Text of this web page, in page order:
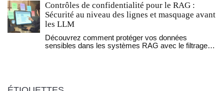
concrètes pour optimiser vos déploiements IA en
2026.
Contrôles de confidentialité pour le RAG :
Sécurité au niveau des lignes et masquage avant
les LLM
Découvrez comment protéger vos données
sensibles dans les systèmes RAG avec le filtrage